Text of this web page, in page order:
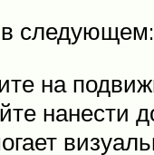
в следующем:
на
нанести